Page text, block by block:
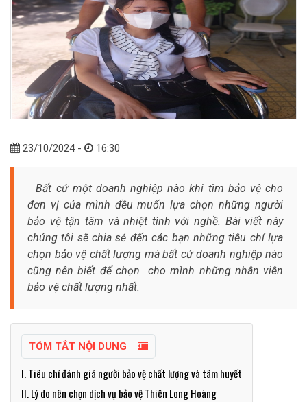
23/10/2024 - 16:30
Bất cứ một doanh nghiệp nào khi tìm bảo vệ cho
đơn vị của mình đều muốn lựa chọn những người
bảo vệ tận tâm và nhiệt tình với nghề. Bài viết này
chúng tôi sẽ chia sẻ đến các bạn những tiêu chí lựa
chọn bảo vệ chất lượng mà bất cứ doanh nghiệp nào
cũng nên biết để chọn cho mình những nhân viên
bảo vệ chất lượng nhất.
TÓM TẮT NỘI DUNG
I. Tiêu chí đánh giá người bảo vệ chất lượng và tâm huyết
II. Lý do nên chọn dịch vụ bảo vệ Thiên Long Hoàng